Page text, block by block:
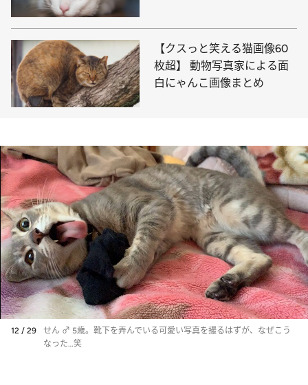
【クスっと笑える猫画像60
枚超】 動物写真家による面
白にゃんこ画像まとめ
12 / 29
せん ♂ 5歳。靴下を弄んでいる可愛い写真を撮るはずが、なぜこう
なった…笑